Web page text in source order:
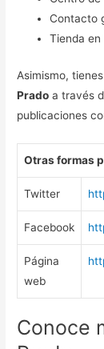
Contacto
Tienda en
Asimismo,
Prado a través
publicaciones
Otras formas
Twitter
Facebook
Página
web
Conoce